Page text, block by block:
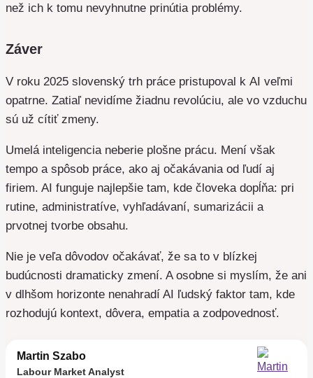
než ich k tomu nevyhnutne prinútia problémy.
Záver
V roku 2025 slovenský trh práce pristupoval k AI veľmi
opatrne. Zatiaľ nevidíme žiadnu revolúciu, ale vo vzduchu
sú už cítiť zmeny.
Umelá inteligencia neberie plošne prácu. Mení však
tempo a spôsob práce, ako aj očakávania od ľudí aj
firiem. AI funguje najlepšie tam, kde človeka dopĺňa: pri
rutine, administratíve, vyhľadávaní, sumarizácii a
prvotnej tvorbe obsahu.
Nie je veľa dôvodov očakávať, že sa to v blízkej
budúcnosti dramaticky zmení. A osobne si myslím, že ani
v dlhšom horizonte nenahradí AI ľudský faktor tam, kde
rozhodujú kontext, dôvera, empatia a zodpovednosť.
Martin Szabo
Labour Market Analyst